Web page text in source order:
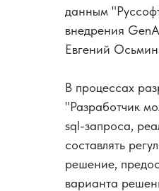
данным
внедрения
Евгений
В процессах
"Разработчик
sql-запроса,
составлять
решение,
варианта